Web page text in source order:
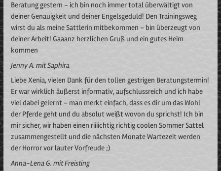
Beratung gestern – ich bin noch immer total überwältigt von
deiner Genauigkeit und deiner Engelsgeduld! Den Trainingsweg
wirst du als meine Sattlerin mitbekommen – bin überzeugt von
deiner Arbeit! Gaaanz herzlichen Gruß und ein gutes Heim
kommen
Jenny A. mit Saphira
Liebe Xenia, vielen Dank für den tollen gestrigen Beratungstermin!
Er war wirklich äußerst informativ, aufschlussreich und ich habe
viel dabei gelernt – man merkt einfach, dass es dir um das Wohl
der Pferde geht und du absolut weißt wovon du sprichst! Ich bin
mir sicher, wir haben einen riiiichtig richtig coolen Sommer Sattel
zusammengestellt und die nächsten Monate Wartezeit werden
der Horror vor lauter Vorfreude ;)
Anna-Lena G. mit Freisting